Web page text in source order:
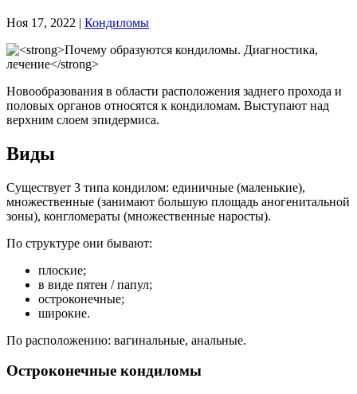
Ноя 17, 2022 | Кондиломы
Новообразования в области расположения заднего прохода и
половых органов относятся к кондиломам. Выступают над
верхним слоем эпидермиса.
Виды
Существует 3 типа кондилом: единичные (маленькие),
множественные (занимают большую площадь аногенитальной
зоны), конгломераты (множественные наросты).
По структуре они бывают:
плоские;
в виде пятен / папул;
остроконечные;
широкие.
По расположению: вагинальные, анальные.
Остроконечные кондиломы